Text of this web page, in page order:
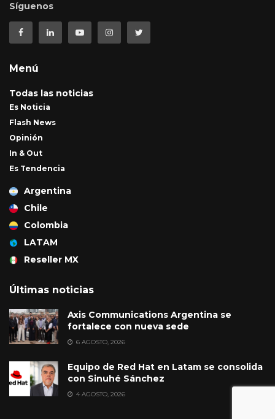
Síguenos
Menú
Todas las noticias
Es Noticia
Flash News
Opinión
In & Out
Es Tendencia
Argentina
Chile
Colombia
LATAM
Reseller MX
Últimas noticias
Axis Communications Argentina se
fortalece con nueva sede
6 AGOSTO, 2026
Equipo de Red Hat en Latam se consolida
con Sinuhé Sánchez
4 AGOSTO, 2026